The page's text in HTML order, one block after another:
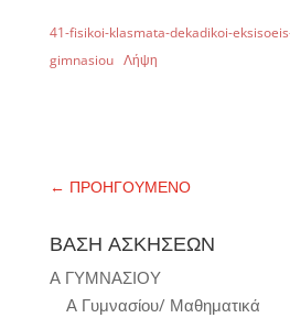
41-fisikoi-klasmata-dekadikoi-
gimnasiou Λήψη
← ΠΡΟΗΓΟΥΜΕΝΟ
ΒΑΣΗ ΑΣΚΗΣΕΩΝ
Α ΓΥΜΝΑΣΙΟΥ
Α Γυμνασίου/ Μαθηματικά